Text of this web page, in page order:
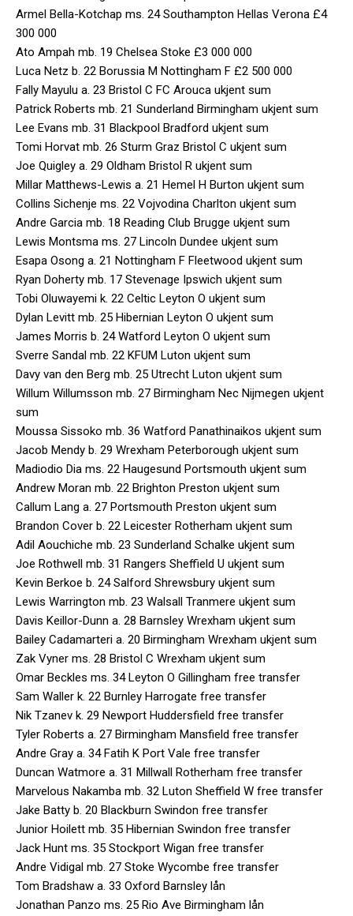
Armel Bella-Kotchap ms. 24 Southampton Hellas Verona £4
300 000
Ato Ampah mb. 19 Chelsea Stoke £3 000 000
Luca Netz b. 22 Borussia M Nottingham F £2 500 000
Fally Mayulu a. 23 Bristol C FC Arouca ukjent sum
Patrick Roberts mb. 21 Sunderland Birmingham ukjent sum
Lee Evans mb. 31 Blackpool Bradford ukjent sum
Tomi Horvat mb. 26 Sturm Graz Bristol C ukjent sum
Joe Quigley a. 29 Oldham Bristol R ukjent sum
Millar Matthews-Lewis a. 21 Hemel H Burton ukjent sum
Collins Sichenje ms. 22 Vojvodina Charlton ukjent sum
Andre Garcia mb. 18 Reading Club Brugge ukjent sum
Lewis Montsma ms. 27 Lincoln Dundee ukjent sum
Esapa Osong a. 21 Nottingham F Fleetwood ukjent sum
Ryan Doherty mb. 17 Stevenage Ipswich ukjent sum
Tobi Oluwayemi k. 22 Celtic Leyton O ukjent sum
Dylan Levitt mb. 25 Hibernian Leyton O ukjent sum
James Morris b. 24 Watford Leyton O ukjent sum
Sverre Sandal mb. 22 KFUM Luton ukjent sum
Davy van den Berg mb. 25 Utrecht Luton ukjent sum
Willum Willumsson mb. 27 Birmingham Nec Nijmegen ukjent
sum
Moussa Sissoko mb. 36 Watford Panathinaikos ukjent sum
Jacob Mendy b. 29 Wrexham Peterborough ukjent sum
Madiodio Dia ms. 22 Haugesund Portsmouth ukjent sum
Andrew Moran mb. 22 Brighton Preston ukjent sum
Callum Lang a. 27 Portsmouth Preston ukjent sum
Brandon Cover b. 22 Leicester Rotherham ukjent sum
Adil Aouchiche mb. 23 Sunderland Schalke ukjent sum
Joe Rothwell mb. 31 Rangers Sheffield U ukjent sum
Kevin Berkoe b. 24 Salford Shrewsbury ukjent sum
Lewis Warrington mb. 23 Walsall Tranmere ukjent sum
Davis Keillor-Dunn a. 28 Barnsley Wrexham ukjent sum
Bailey Cadamarteri a. 20 Birmingham Wrexham ukjent sum
Zak Vyner ms. 28 Bristol C Wrexham ukjent sum
Omar Beckles ms. 34 Leyton O Gillingham free transfer
Sam Waller k. 22 Burnley Harrogate free transfer
Nik Tzanev k. 29 Newport Huddersfield free transfer
Tyler Roberts a. 27 Birmingham Mansfield free transfer
Andre Gray a. 34 Fatih K Port Vale free transfer
Duncan Watmore a. 31 Millwall Rotherham free transfer
Marvelous Nakamba mb. 32 Luton Sheffield W free transfer
Jake Batty b. 20 Blackburn Swindon free transfer
Junior Hoilett mb. 35 Hibernian Swindon free transfer
Jack Hunt ms. 35 Stockport Wigan free transfer
Andre Vidigal mb. 27 Stoke Wycombe free transfer
Tom Bradshaw a. 33 Oxford Barnsley lån
Jonathan Panzo ms. 25 Rio Ave Birmingham lån